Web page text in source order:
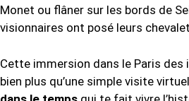
Monet ou flâner sur les bords de
visionnaires ont posé leurs
Cette immersion dans le Paris
bien plus qu’une simple visite